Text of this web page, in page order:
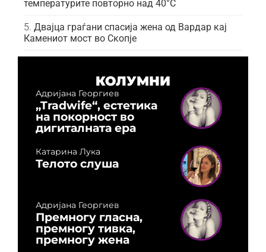
температурите повторно над 40°C
Двајца граѓани спасија жена од Вардар кај
Камениот мост во Скопје
КОЛУМНИ
Адријана Георгиев
„Tradwife“, естетика
на покорност во
дигиталната ера
Катарина Лука
Телото слуша
Адријана Георгиев
Премногу гласна,
премногу тивка,
премногу жена